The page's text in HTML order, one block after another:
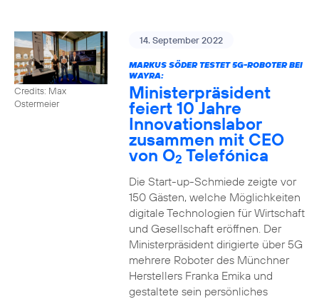
Credits: Max
Ostermeier
14. September 2022
MARKUS SÖDER TESTET 5G-ROBOTER BEI
WAYRA:
Ministerpräsident
feiert 10 Jahre
Innovationslabor
zusammen mit CEO
von O2 Telefónica
Die Start-up-Schmiede zeigte vor
150 Gästen, welche Möglichkeiten
digitale Technologien für Wirtschaft
und Gesellschaft eröffnen. Der
Ministerpräsident dirigierte über 5G
mehrere Roboter des Münchner
Herstellers Franka Emika und
gestaltete sein persönliches